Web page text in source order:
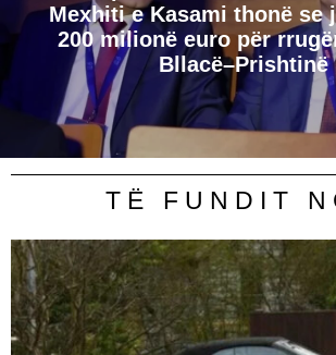
Mexhiti e Kasami thonë se
200 milionë euro për
Bllacë–Prishtinë
TË FUNDIT